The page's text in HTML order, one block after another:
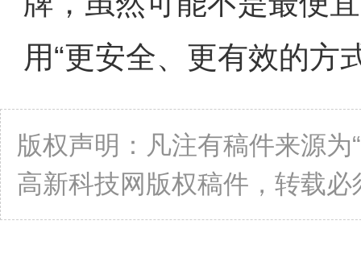
用“更安全、更有效的方
版权声明：凡注有稿件来源
高新科技网版权稿件，转载必